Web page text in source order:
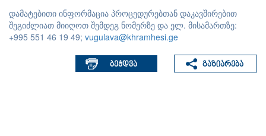
დამატებითი ინფორმაცია პროცედურებთან დაკავშირებით
შეგიძლიათ მიიღოთ შემდეგ ნომერზე და ელ. მისამართზე:
+995 551 46 19 49; vugulava@khramhesi.ge